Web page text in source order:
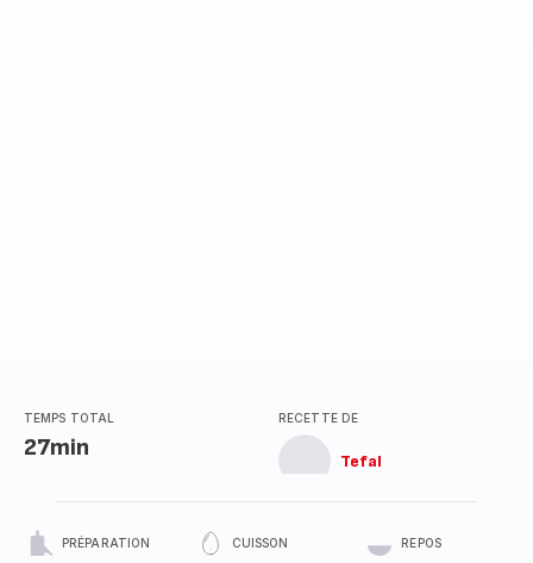
TEMPS TOTAL
27min
RECETTE DE
Tefal
PRÉPARATION CUISSON REPOS